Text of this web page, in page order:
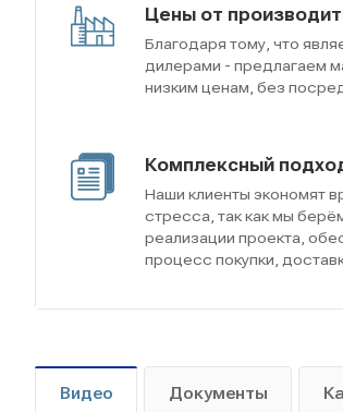
Цены от
Благодаря тому, что
дилерами - предлагаем
низким ценам, без
Комплексный
Наши клиенты экономят
стресса, так как мы
реализации проекта,
процесс покупки,
Видео Документы